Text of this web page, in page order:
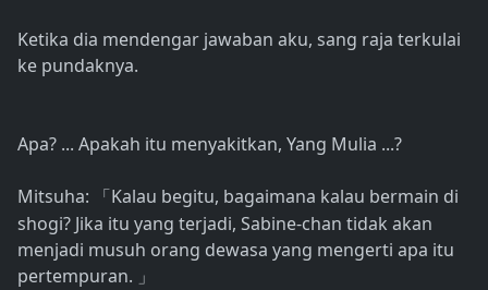
Ketika dia mendengar jawaban aku, sang raja terkulai
ke pundaknya.
Apa? ... Apakah itu menyakitkan, Yang Mulia ...?
Mitsuha: 「 Kalau begitu, bagaimana kalau bermain di
shogi? Jika itu yang terjadi, Sabine-chan tidak akan
menjadi musuh orang dewasa yang mengerti apa itu
pertempuran.
」